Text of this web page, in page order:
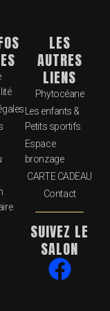
LES
AUTRES
LIENS
Phytocéane
Les enfants &
Petits sportifs
Espace
bronzage
CARTE CADEAU
Contact
SUIVEZ LE
SALON